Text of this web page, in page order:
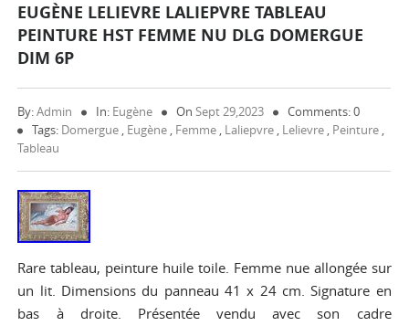
EUGÈNE LELIEVRE LALIEPVRE TABLEAU
PEINTURE HST FEMME NU DLG DOMERGUE
DIM 6P
By:Admin In: Eugène OnSept 29,2023
Comments: 0
Tags: Domergue , Eugène , Femme , Laliepvre , Lelievre , Peinture ,
Tableau
Rare tableau, peinture huile toile. Femme nue allongée sur
un lit. Dimensions du panneau 41 x 24 cm. Signature en
bas à droite. Présentée vendu avec son cadre